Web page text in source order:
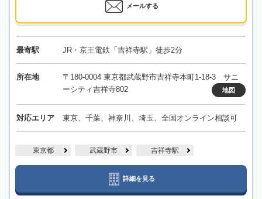
メールする
最寄駅 JR・京王電鉄「吉祥寺駅」徒歩2分
所在地
〒180-0004 東京都武蔵野市吉祥寺本町1-18-3 サニ
ーシティ吉祥寺802
地図
対応エリア 東京、千葉、神奈川、埼玉、全国オンライン相談可
東京都 武蔵野市 吉祥寺駅
詳細を見る